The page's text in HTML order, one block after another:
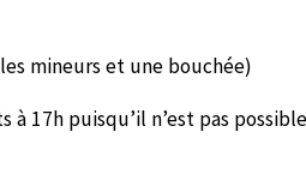
mineurs et une bouchée)
17h puisqu’il n’est pas